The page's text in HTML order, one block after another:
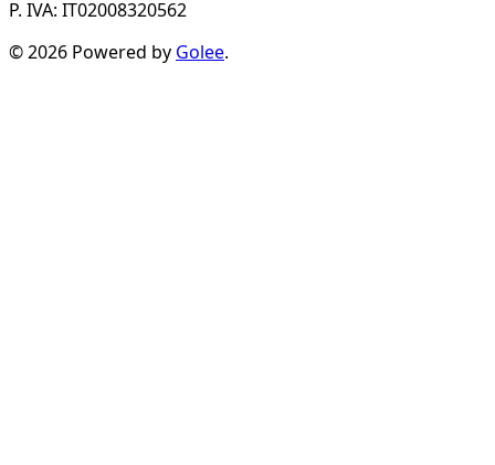
P. IVA: IT02008320562
© 2026 Powered by Golee.